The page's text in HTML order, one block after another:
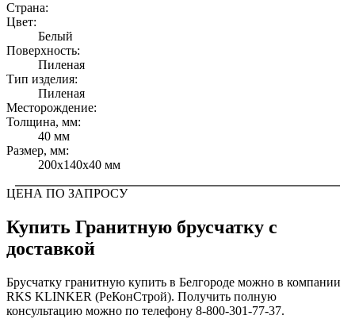
Страна:
Цвет:
Белый
Поверхность:
Пиленая
Тип изделия:
Пиленая
Месторождение:
Толщина, мм:
40 мм
Размер, мм:
200x140x40 мм
ЦЕНА ПО ЗАПРОСУ
Купить Гранитную брусчатку c
доставкой
Брусчатку гранитную купить в Белгороде можно в компании
RKS KLINKER (РеКонСтрой). Получить полную
консультацию можно по телефону 8-800-301-77-37.